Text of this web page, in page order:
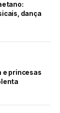
dança
e princesas